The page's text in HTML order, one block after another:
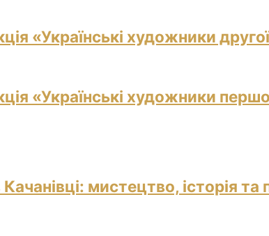
«Українські художники
«Українські художники
мистецтво, історія та